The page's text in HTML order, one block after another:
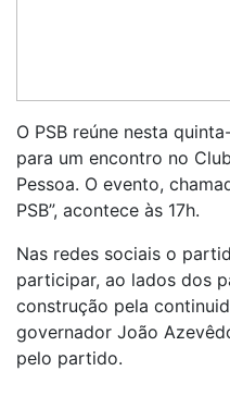
O PSB reúne nesta
para um encontro no
Pessoa. O evento,
PSB”, acontece às 17h.
Nas redes sociais o
participar, ao lados dos
construção pela
governador João
pelo partido.